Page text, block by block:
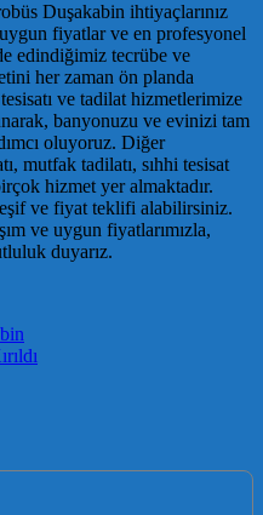
Duşakabin ihtiyaçlarınız
fiyatlar ve en profesyonel
edindiğimiz tecrübe ve
her zaman ön planda
ve tadilat hizmetlerimize
banyonuzu ve evinizi tam
oluyoruz. Diğer
mutfak tadilatı, sıhhi tesisat
hizmet yer almaktadır.
ve fiyat teklifi alabilirsiniz.
ve uygun fiyatlarımızla,
duyarız.